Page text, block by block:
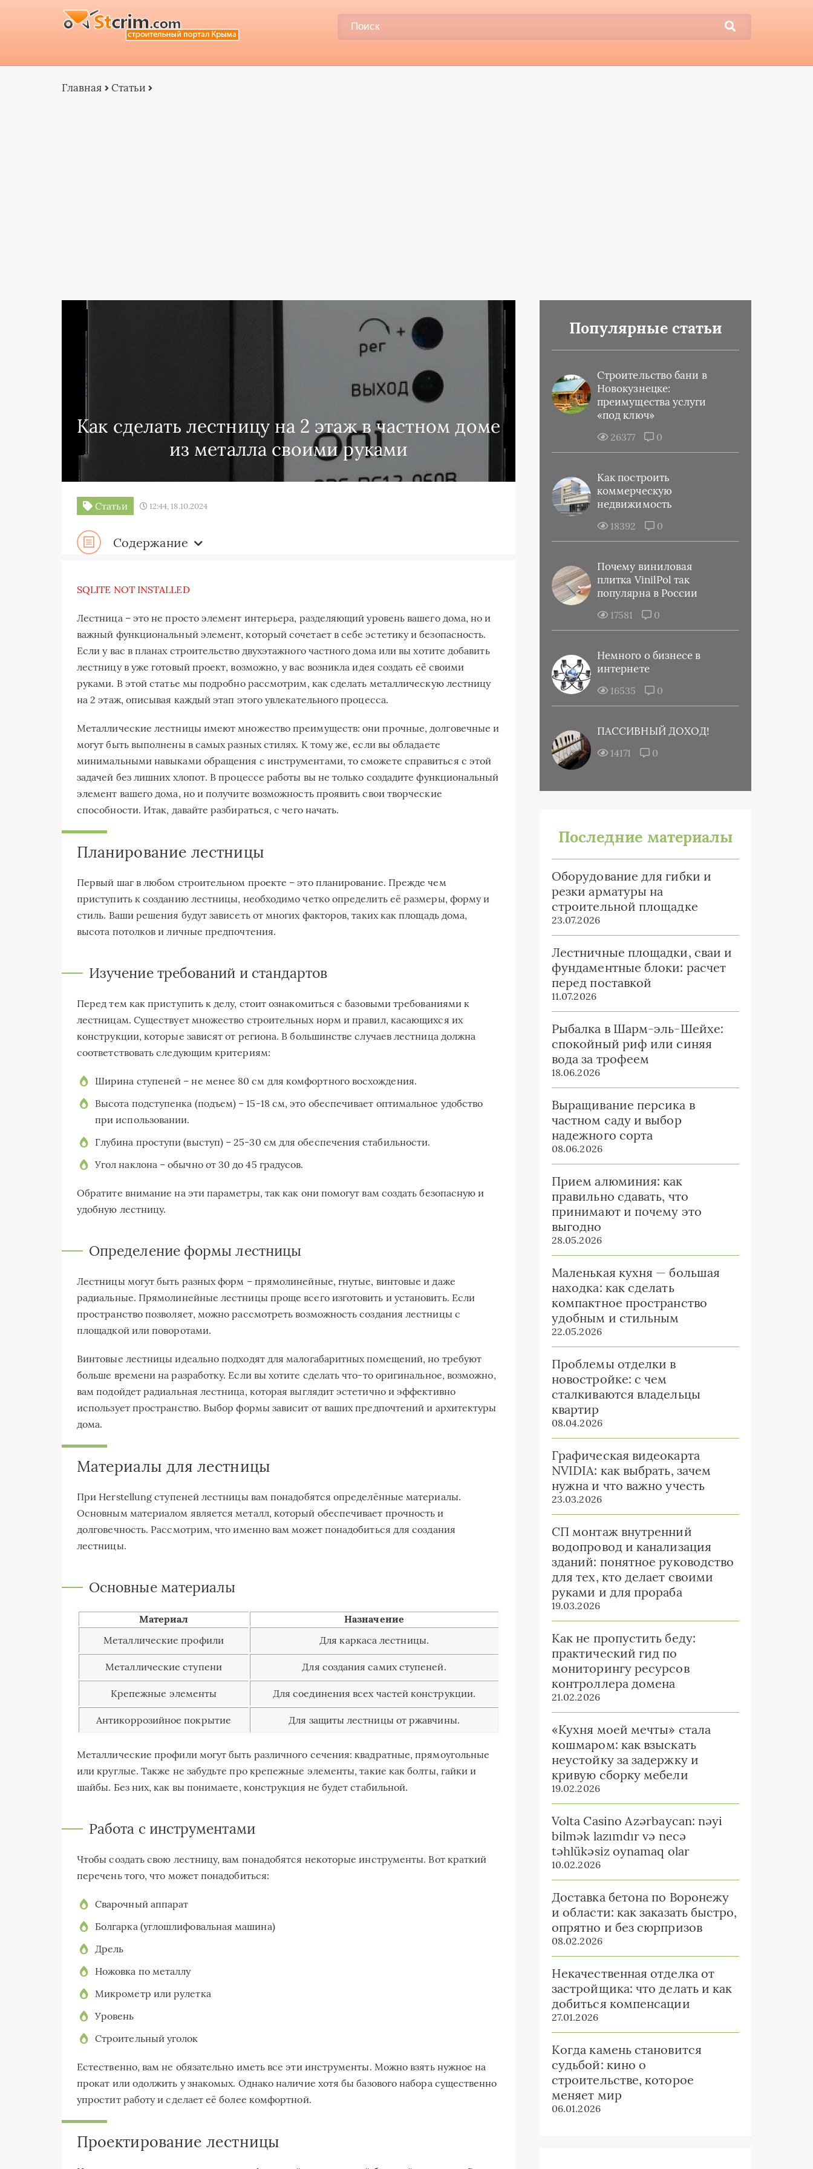
Главная Статьи
Как сделать лестницу на 2 этаж в частном доме
из металла своими руками
Статьи 12:44, 18.10.2024
Содержание
SQLITE NOT INSTALLED
Лестница – это не просто элемент интерьера, разделяющий уровень вашего дома, но и
важный функциональный элемент, который сочетает в себе эстетику и безопасность.
Если у вас в планах строительство двухэтажного частного дома или вы хотите добавить
лестницу в уже готовый проект, возможно, у вас возникла идея создать её своими
руками. В этой статье мы подробно рассмотрим, как сделать металлическую лестницу
на 2 этаж, описывая каждый этап этого увлекательного процесса.
Металлические лестницы имеют множество преимуществ: они прочные, долговечные и
могут быть выполнены в самых разных стилях. К тому же, если вы обладаете
минимальными навыками обращения с инструментами, то сможете справиться с этой
задачей без лишних хлопот. В процессе работы вы не только создадите функциональный
элемент вашего дома, но и получите возможность проявить свои творческие
способности. Итак, давайте разбираться, с чего начать.
Планирование лестницы
Первый шаг в любом строительном проекте – это планирование. Прежде чем
приступить к созданию лестницы, необходимо четко определить её размеры, форму и
стиль. Ваши решения будут зависеть от многих факторов, таких как площадь дома,
высота потолков и личные предпочтения.
Изучение требований и стандартов
Перед тем как приступить к делу, стоит ознакомиться с базовыми требованиями к
лестницам. Существует множество строительных норм и правил, касающихся их
конструкции, которые зависят от региона. В большинстве случаев лестница должна
соответствовать следующим критериям:
Ширина ступеней – не менее 80 см для комфортного восхождения.
Высота подступенка (подъем) – 15-18 см, это обеспечивает оптимальное удобство
при использовании.
Глубина проступи (выступ) – 25-30 см для обеспечения стабильности.
Угол наклона – обычно от 30 до 45 градусов.
Обратите внимание на эти параметры, так как они помогут вам создать безопасную и
удобную лестницу.
Определение формы лестницы
Лестницы могут быть разных форм – прямолинейные, гнутые, винтовые и даже
радиальные. Прямолинейные лестницы проще всего изготовить и установить. Если
пространство позволяет, можно рассмотреть возможность создания лестницы с
площадкой или поворотами.
Винтовые лестницы идеально подходят для малогабаритных помещений, но требуют
больше времени на разработку. Если вы хотите сделать что-то оригинальное, возможно,
вам подойдет радиальная лестница, которая выглядит эстетично и эффективно
использует пространство. Выбор формы зависит от ваших предпочтений и архитектуры
дома.
Материалы для лестницы
При Herstellung ступеней лестницы вам понадобятся определённые материалы.
Основным материалом является металл, который обеспечивает прочность и
долговечность. Рассмотрим, что именно вам может понадобиться для создания
лестницы.
Основные материалы
Материал
Назначение
Металлические профили
Для каркаса лестницы.
Металлические ступени Для создания самих ступеней.
Крепежные элементы Для соединения всех частей конструкции.
Антикоррозийное покрытие Для защиты лестницы от ржавчины.
Металлические профили могут быть различного сечения: квадратные, прямоугольные
или круглые. Также не забудьте про крепежные элементы, такие как болты, гайки и
шайбы. Без них, как вы понимаете, конструкция не будет стабильной.
Работа с инструментами
Чтобы создать свою лестницу, вам понадобятся некоторые инструменты. Вот краткий
перечень того, что может понадобиться:
Сварочный аппарат
Болгарка (углошлифовальная машина)
Дрель
Ножовка по металлу
Микрометр или рулетка
Уровень
Строительный уголок
Естественно, вам не обязательно иметь все эти инструменты. Можно взять нужное на
прокат или одолжить у знакомых. Однако наличие хотя бы базового набора существенно
упростит работу и сделает её более комфортной.
Проектирование лестницы
Популярные статьи
Строительство бани в
Новокузнецке:
преимущества услуги
«под ключ»
26377 0
Как построить
коммерческую
недвижимость
18392 0
Почему виниловая
плитка VinilPol так
популярна в России
17581 0
Немного о бизнесе в
интернете
16535 0
ПАССИВНЫЙ ДОХОД!
14171 0
Последние материалы
Оборудование для гибки и
резки арматуры на
строительной площадке
23.07.2026
Лестничные площадки, сваи и
фундаментные блоки: расчет
перед поставкой
11.07.2026
Рыбалка в Шарм-эль-Шейхе:
спокойный риф или синяя
вода за трофеем
18.06.2026
Выращивание персика в
частном саду и выбор
надежного сорта
08.06.2026
Прием алюминия: как
правильно сдавать, что
принимают и почему это
выгодно
28.05.2026
Маленькая кухня — большая
находка: как сделать
компактное пространство
удобным и стильным
22.05.2026
Проблемы отделки в
новостройке: с чем
сталкиваются владельцы
квартир
08.04.2026
Графическая видеокарта
NVIDIA: как выбрать, зачем
нужна и что важно учесть
23.03.2026
СП монтаж внутренний
водопровод и канализация
зданий: понятное руководство
для тех, кто делает своими
руками и для прораба
19.03.2026
Как не пропустить беду:
практический гид по
мониторингу ресурсов
контроллера домена
21.02.2026
«Кухня моей мечты» стала
кошмаром: как взыскать
неустойку за задержку и
кривую сборку мебели
19.02.2026
Volta Casino Azərbaycan: nəyi
bilmək lazımdır və necə
təhlükəsiz oynamaq olar
10.02.2026
Доставка бетона по Воронежу
и области: как заказать быстро,
опрятно и без сюрпризов
08.02.2026
Некачественная отделка от
застройщика: что делать и как
добиться компенсации
27.01.2026
Когда камень становится
судьбой: кино о
строительстве, которое
меняет мир
06.01.2026